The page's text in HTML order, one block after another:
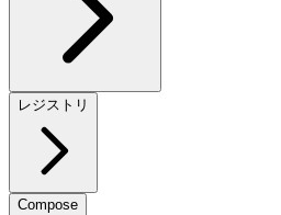
レジストリ
Compose